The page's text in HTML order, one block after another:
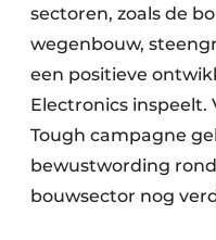
sectoren, zoals de
wegenbouw,
een positieve
Electronics inspeelt.
Tough campagne
bewustwording
bouwsector nog